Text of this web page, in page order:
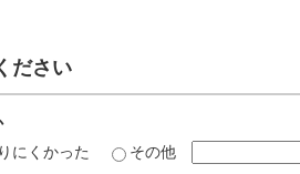
ださい
にくかった その他